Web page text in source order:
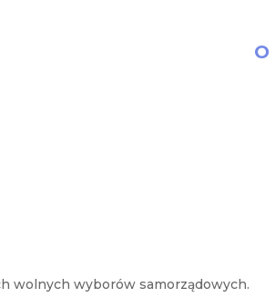
wolnych wyborów samorządowych.